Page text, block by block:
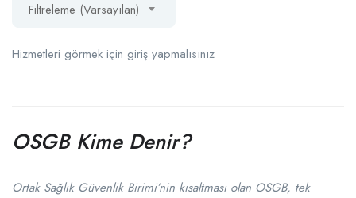
Filtreleme (Varsayılan)
Hizmetleri görmek için giriş yapmalısınız
OSGB Kime Denir?
Ortak Sağlık Güvenlik Birimi’nin kısaltması olan OSGB, tek